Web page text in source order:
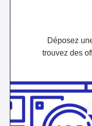
Déposez
trouvez des